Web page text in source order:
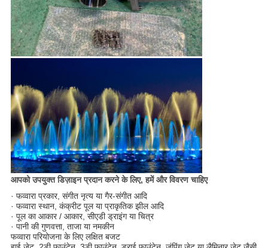
आपको उपयुक्त डिज़ाइन प्रदान करने के लिए, हमें और विवरण चाहिए
· फव्वारा प्रकार, संगीत नृत्य या गैर-संगीत आदि
· फव्वारा स्थान, कंक्रीट पूल या प्राकृतिक झील आदि
· पूल का आकार / आकार, सीएडी ड्राइंग या चित्र
· पानी की गुणवत्ता, ताजा या नमकीन
फव्वारा परियोजना के लिए लक्षित बजट